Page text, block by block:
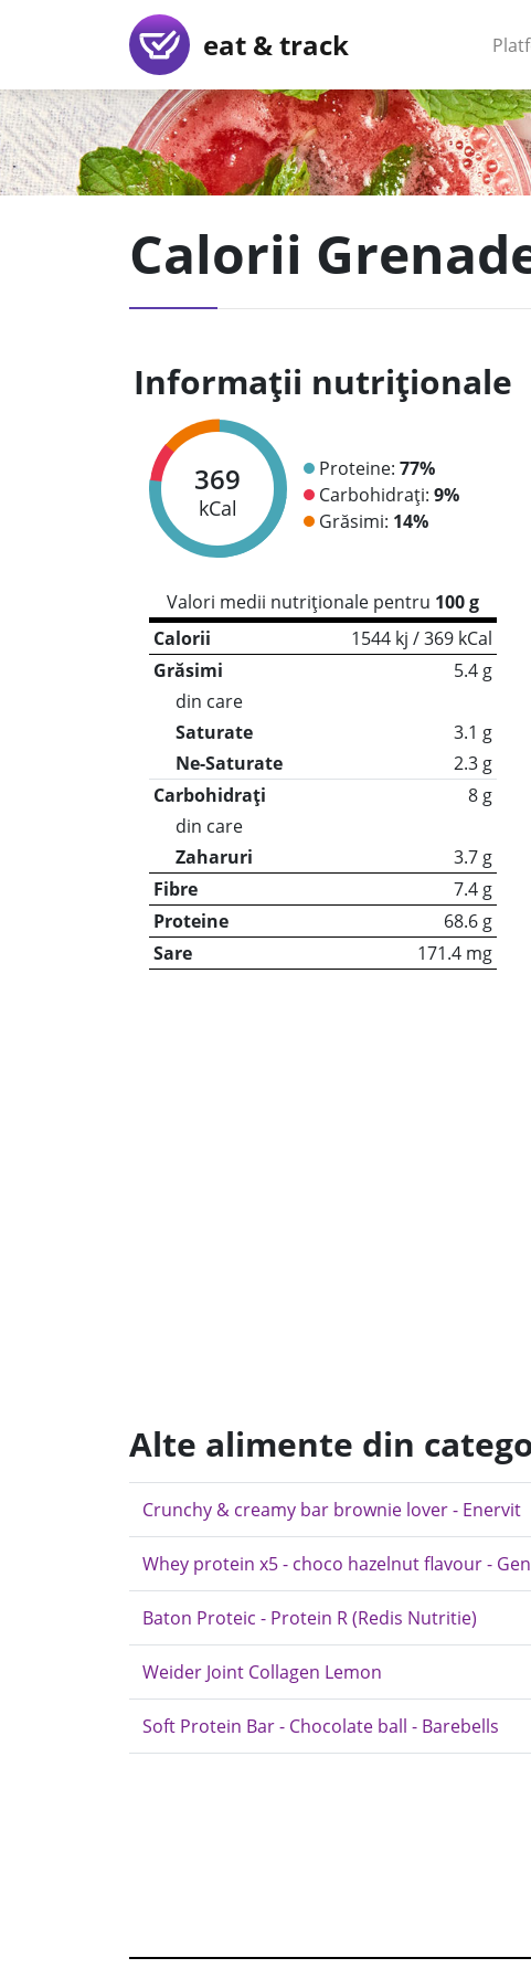
eat & track
Calorii
Informații nutriționale
369
kCal
Proteine: 77%
Carbohidrați: 9%
Grăsimi: 14%
Valori medii nutriționale pentru 100 g
Calorii
1544 kj / 369 kCal
Grăsimi
5.4 g
din care
Saturate
3.1 g
Ne-Saturate
2.3 g
Carbohidrați
8 g
din care
Zaharuri
3.7 g
Fibre
7.4 g
Proteine
68.6 g
Sare
171.4 mg
Alte alimente din
Crunchy & creamy bar brownie lover - Enervit
Whey protein x5 - choco hazelnut flavour -
Baton Proteic - Protein R (Redis Nutritie)
Weider Joint Collagen Lemon
Soft Protein Bar - Chocolate ball - Barebells